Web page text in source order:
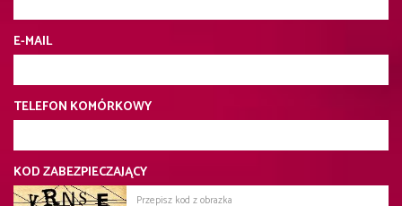
E-MAIL
TELEFON KOMÓRKOWY
KOD ZABEZPIECZAJĄCY